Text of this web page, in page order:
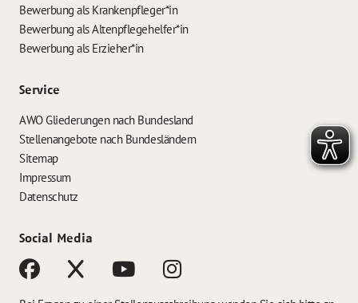
Bewerbung als Krankenpfleger*in
Bewerbung als Altenpflegehelfer*in
Bewerbung als Erzieher*in
Service
AWO Gliederungen nach Bundesland
Stellenangebote nach Bundesländern
Sitemap
Impressum
Datenschutz
Social Media